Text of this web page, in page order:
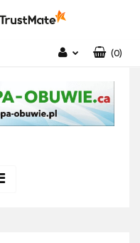
Zarejestruj się
Dodaj zgłoszenie
(0)